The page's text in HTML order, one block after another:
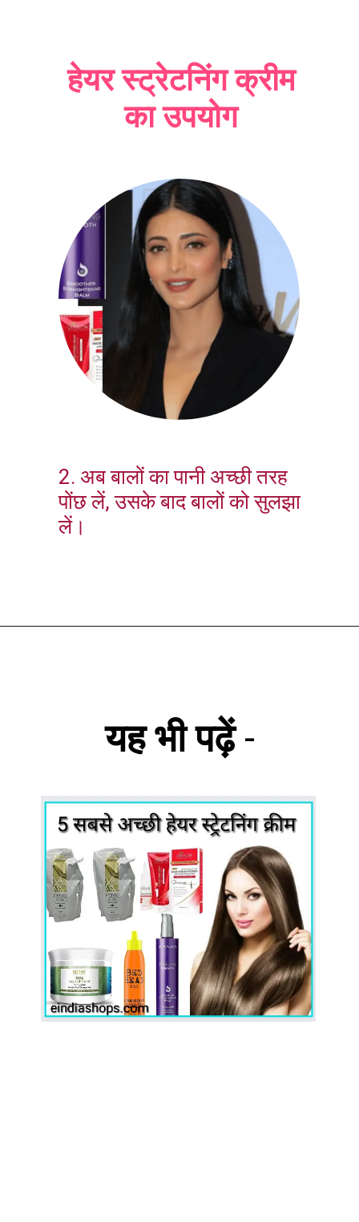
हेयर स्ट्रेटनिंग क्रीम
का उपयोग
2. अब बालों का पानी अच्छी तरह
पोंछ लें, उसके बाद बालों को सुलझा
लें।
यह भी पढ़ें-